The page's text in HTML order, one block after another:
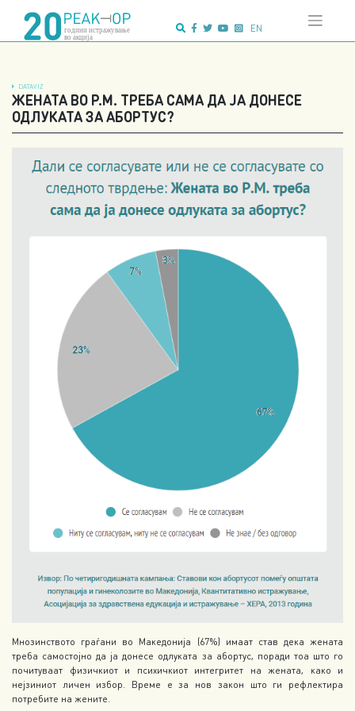
content
EN
DATAVIZ
ЖЕНАТА ВО Р.М. ТРЕБА САМА ДА ЈА ДОНЕСЕ
ОДЛУКАТА ЗА АБОРТУС?
Мнозинството граѓани во Македонија (67%) имаат став дека жената
треба самостојно да ја донесе одлуката за абортус, поради тоа што го
почитуваат физичкиот и психичкиот интегритет на жената, како и
нејзиниот личен избор. Време е за нов закон што ги рефлектира
потребите на жените.